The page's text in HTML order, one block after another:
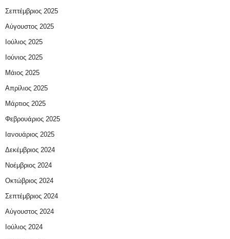
Σεπτέμβριος 2025
Αύγουστος 2025
Ιούλιος 2025
Ιούνιος 2025
Μάιος 2025
Απρίλιος 2025
Μάρτιος 2025
Φεβρουάριος 2025
Ιανουάριος 2025
Δεκέμβριος 2024
Νοέμβριος 2024
Οκτώβριος 2024
Σεπτέμβριος 2024
Αύγουστος 2024
Ιούλιος 2024